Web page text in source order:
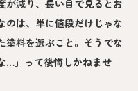
が減り、長い目で見るとお
のは、単に値段だけじゃな
塗料を選ぶこと。そうでな
…」って後悔しかねませ